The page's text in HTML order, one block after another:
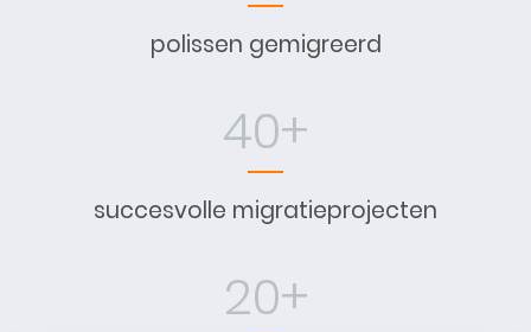
polissen gemigreerd
40+
succesvolle migratieprojecten
20+